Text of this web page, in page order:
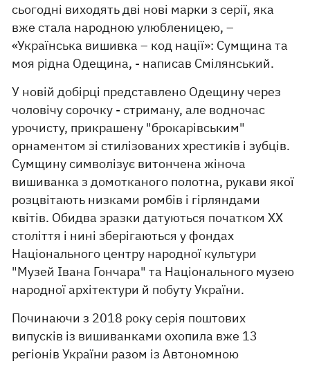
сьогодні виходять дві нові марки з серії, яка
вже стала народною улюбленицею, –
«Українська вишивка – код нації»: Сумщина та
моя рідна Одещина, - написав Смілянський.
У новій добірці представлено Одещину через
чоловічу сорочку - стриману, але водночас
урочисту, прикрашену "брокарівським"
орнаментом зі стилізованих хрестиків і зубців.
Сумщину символізує витончена жіноча
вишиванка з домотканого полотна, рукави якої
розцвітають низками ромбів і гірляндами
квітів. Обидва зразки датуються початком ХХ
століття і нині зберігаються у фондах
Національного центру народної культури
"Музей Івана Гончара" та Національного музею
народної архітектури й побуту України.
Починаючи з 2018 року серія поштових
випусків із вишиванками охопила вже 13
регіонів України разом із Автономною